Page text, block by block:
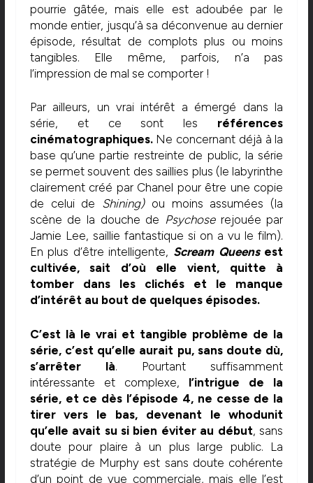
pourrie gâtée, mais elle est adoubée par le
monde entier, jusqu’à sa déconvenue au dernier
épisode, résultat de complots plus ou moins
tangibles. Elle même, parfois, n’a pas
l’impression de mal se comporter !
Par ailleurs, un vrai intérêt a émergé dans la
série, et ce sont les références
cinématographiques.Ne concernant déjà à la
base qu’une partie restreinte de public, la série
se permet souvent des saillies plus (le labyrinthe
clairement créé par Chanel pour être une copie
de celui de Shining) ou moins assumées (la
scène de la douche de Psychoserejouée par
Jamie Lee, saillie fantastique si on a vu le film).
En plus d’être intelligente, Scream Queensest
cultivée, sait d’où elle vient, quitte à
tomber dans les clichés et le manque
d’intérêt au bout de quelques épisodes.
C’est là le vrai et tangible problème de la
série, c’est qu’elle aurait pu, sans doute dù,
s’arrêter là. Pourtant suffisamment
intéressante et complexe, l’intrigue de la
série, et ce dès l’épisode 4, ne cesse de la
tirer vers le bas, devenant le whodunit
qu’elle avait su si bien éviter au début, sans
doute pour plaire à un plus large public. La
stratégie de Murphy est sans doute cohérente
d’un point de vue commerciale, mais elle l’est